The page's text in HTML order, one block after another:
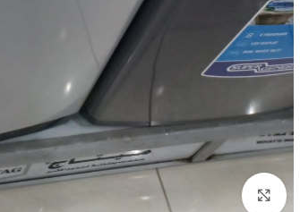
Click to enlarge